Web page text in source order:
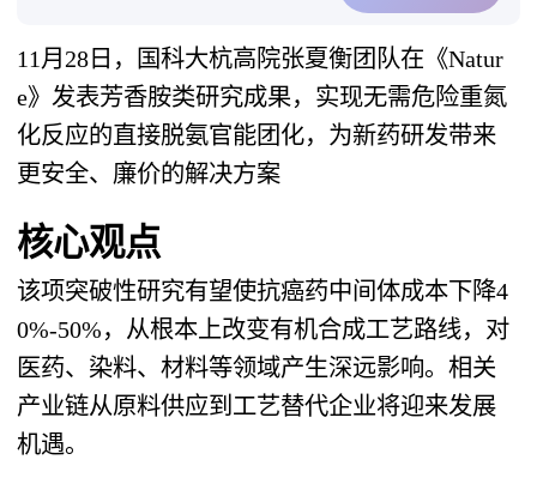
11月28日，国科大杭高院张夏衡团队在《Natur
e》发表芳香胺类研究成果，实现无需危险重氮
化反应的直接脱氨官能团化，为新药研发带来
更安全、廉价的解决方案
核心观点
该项突破性研究有望使抗癌药中间体成本下降4
0%-50%，从根本上改变有机合成工艺路线，对
医药、染料、材料等领域产生深远影响。相关
产业链从原料供应到工艺替代企业将迎来发展
机遇。